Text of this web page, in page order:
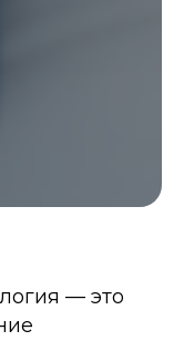
— это